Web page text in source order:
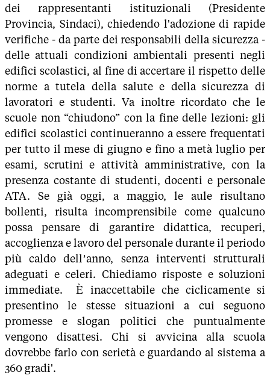
dei rappresentanti istituzionali (Presidente
Provincia, Sindaci), chiedendo l'adozione di rapide
verifiche - da parte dei responsabili della sicurezza -
delle attuali condizioni ambientali presenti negli
edifici scolastici, al fine di accertare il rispetto delle
norme a tutela della salute e della sicurezza di
lavoratori e studenti. Va inoltre ricordato che le
scuole non “chiudono” con la fine delle lezioni: gli
edifici scolastici continueranno a essere frequentati
per tutto il mese di giugno e fino a metà luglio per
esami, scrutini e attività amministrative, con la
presenza costante di studenti, docenti e personale
ATA. Se già oggi, a maggio, le aule risultano
bollenti, risulta incomprensibile come qualcuno
possa pensare di garantire didattica, recuperi,
accoglienza e lavoro del personale durante il periodo
più caldo dell’anno, senza interventi strutturali
adeguati e celeri. Chiediamo risposte e soluzioni
immediate. È inaccettabile che ciclicamente si
presentino le stesse situazioni a cui seguono
promesse e slogan politici che puntualmente
vengono disattesi. Chi si avvicina alla scuola
dovrebbe farlo con serietà e guardando al sistema a
360 gradi'.